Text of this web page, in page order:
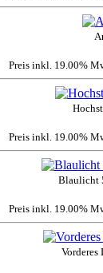
Preis inkl. 19.00%
Preis inkl. 19.00%
Blaulicht
Preis inkl. 19.00%
Vorderes